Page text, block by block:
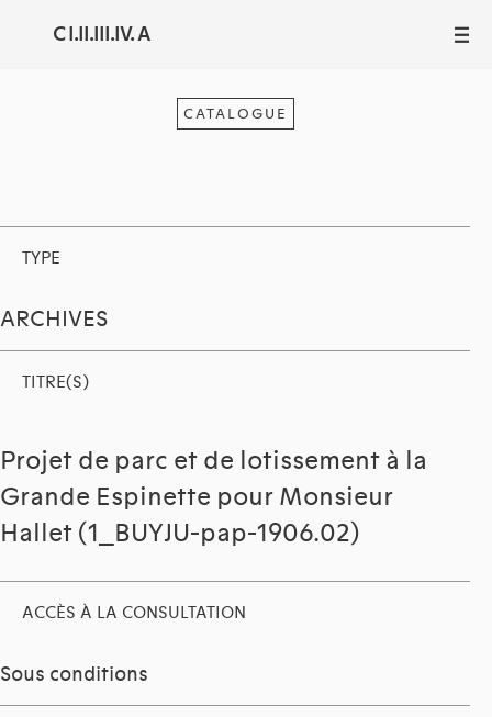
C I.II.III.IV. A III
CATALOGUE
TYPE
ARCHIVES
TITRE(S)
Projet de parc et de lotissement à la
Grande Espinette pour Monsieur
Hallet (1_BUYJU-pap-1906.02)
ACCÈS À LA CONSULTATION
Sous conditions